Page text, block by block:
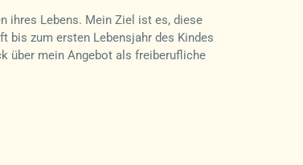
ihres Lebens. Mein Ziel ist es, diese
bis zum ersten Lebensjahr des Kindes
über mein Angebot als freiberufliche